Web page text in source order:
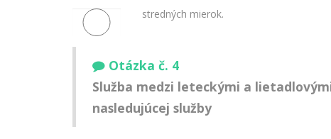
stredných mierok.
Otázka č. 4
Služba medzi leteckými a
nasledujúcej služby